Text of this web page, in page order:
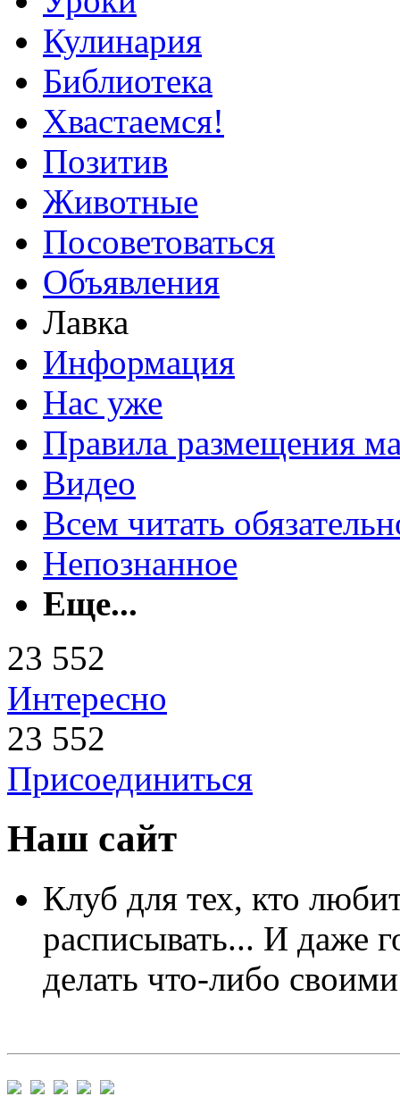
Кулинария
Библиотека
Хвастаемся!
Позитив
Животные
Посоветоваться
Объявления
Лавка
Информация
Нас уже
Правила размещения
Видео
Всем читать
Непознанное
Еще...
23 552
Интересно
23 552
Присоединиться
Наш сайт
Клуб для тех, кто
расписывать... И даже
делать что-либо